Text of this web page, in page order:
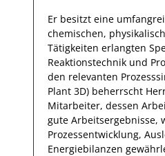
Er besitzt eine
chemischen,
Tätigkeiten erlangten
Reaktionstechnik und
den relevanten
Plant 3D) beherrscht
Mitarbeiter, dessen
gute Arbeitsergebnisse,
Prozessentwicklung,
Energiebilanzen